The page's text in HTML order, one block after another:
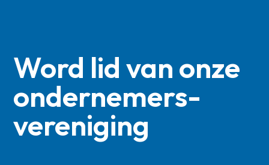
Word lid van onze
ondernemers­
vereniging